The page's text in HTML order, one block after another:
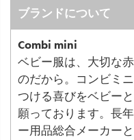
ブランドについて
Combi mini
ベビー服は、大切な
のだから。コンビミ
つける喜びをベビー
願っております。長
ー用品総合メーカー